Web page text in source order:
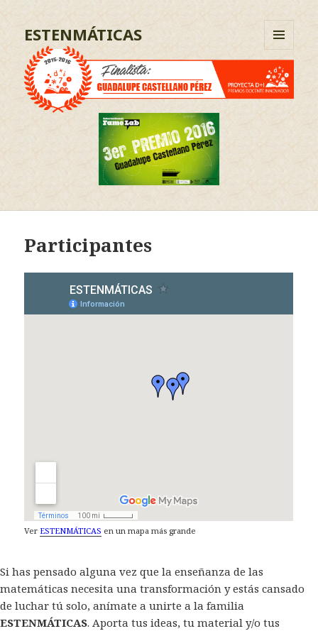
ESTENMÁTICAS
Y
WIDGETS
Participantes
VerESTENMÁTICAS en un mapa más grande
Si has pensado alguna vez que la enseñanza de las
matemáticas necesita una transformación y estás cansado
de luchar tú solo, anímate a unirte a la familia
ESTENMÁTICAS. Aporta tus ideas, tu material y/o tus